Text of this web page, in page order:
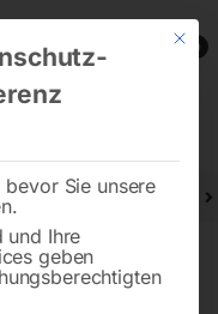
0
und Zubehör
Mit
Sie unsere
und Ihre
geben